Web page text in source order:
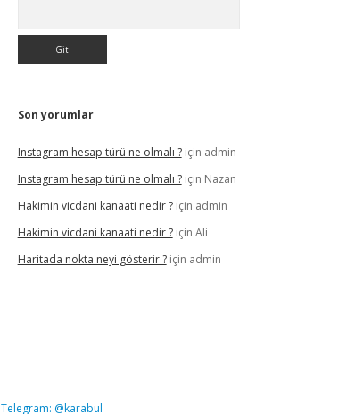
Son yorumlar
Instagram hesap türü ne olmalı ?için admin
Instagram hesap türü ne olmalı ?için Nazan
Hakimin vicdani kanaati nedir ?için admin
Hakimin vicdani kanaati nedir ?için Ali
Haritada nokta neyi gösterir ?için admin
Telegram: @karabul